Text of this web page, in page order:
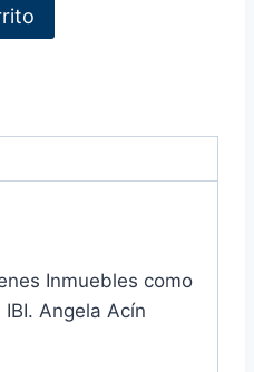
Inmuebles como
Angela Acín